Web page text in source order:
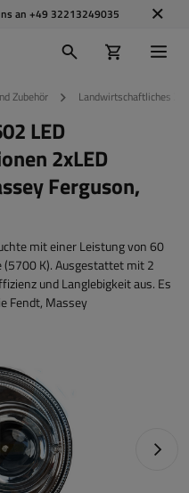
an +49 32213249035
Zubehör Landwirtschaftliches
LED
2xLED
Ferguson,
mit einer Leistung von 60
K). Ausgestattet mit 2
und Langlebigkeit aus. Es
Fendt, Massey